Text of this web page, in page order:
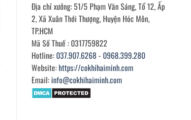
Địa chỉ xưởng: 51/5 Phạm Văn Sáng, Tổ 12, Ấp
2, Xã Xuân Thới Thượng, Huyện Hóc Môn,
TP.HCM
Mã Số Thuế : 0317759822
Hotline: 037.907.6268- 0968.399.280
Website: https://cokhihaiminh.com
Email: info@cokhihaiminh.com